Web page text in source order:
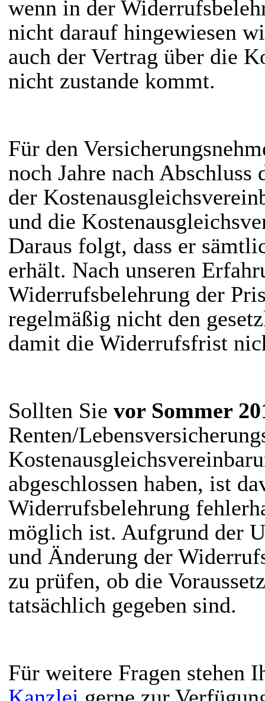
wenn in der
nicht darauf hingewiesen
auch der Vertrag über die
nicht zustande kommt.
Für den
noch Jahre nach Abschluss
der
und die
Daraus folgt, dass er
erhält. Nach unseren
Widerrufsbelehrung der
regelmäßig nicht den
damit die Widerrufsfrist
Sollten Sie vor Sommer
Renten/
abgeschlossen haben, ist
Widerrufsbelehrung
möglich ist. Aufgrund der
und Änderung der
zu prüfen, ob die
tatsächlich gegeben sind.
Für weitere Fragen stehen